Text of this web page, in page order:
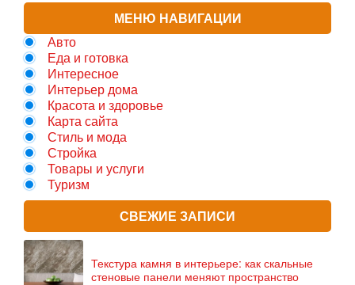
МЕНЮ НАВИГАЦИИ
Авто
Еда и готовка
Интересное
Интерьер дома
Красота и здоровье
Карта сайта
Стиль и мода
Стройка
Товары и услуги
Туризм
СВЕЖИЕ ЗАПИСИ
Текстура камня в интерьере: как скальные
стеновые панели меняют пространство